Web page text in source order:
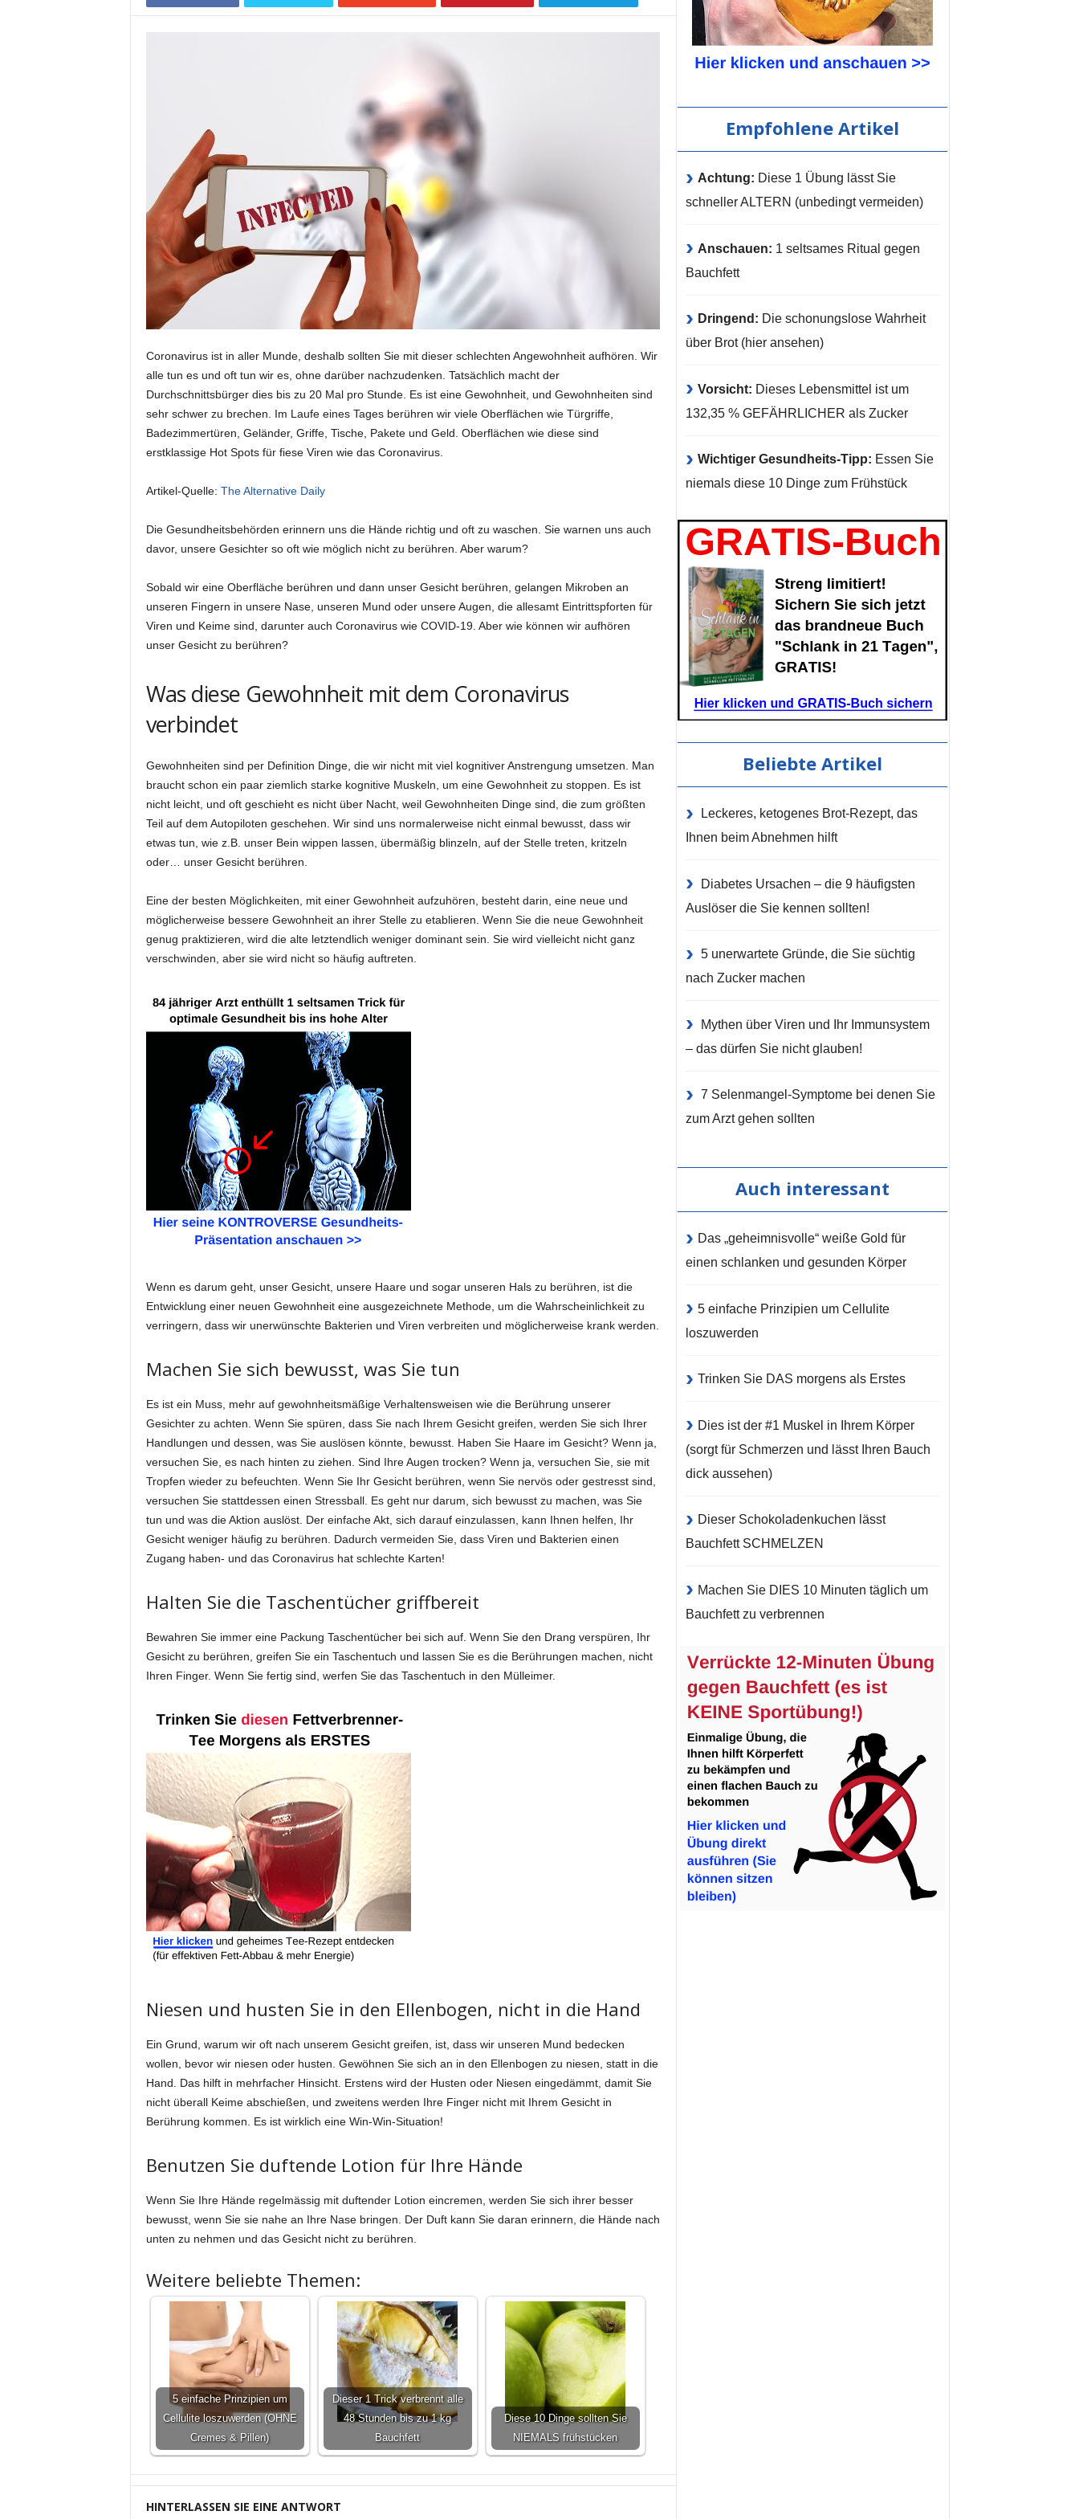
Coronavirus ist in aller Munde, deshalb sollten Sie mit dieser schlechten Angewohnheit aufhören. Wir
alle tun es und oft tun wir es, ohne darüber nachzudenken. Tatsächlich macht der
Durchschnittsbürger dies bis zu 20 Mal pro Stunde. Es ist eine Gewohnheit, und Gewohnheiten sind
sehr schwer zu brechen. Im Laufe eines Tages berühren wir viele Oberflächen wie Türgriffe,
Badezimmertüren, Geländer, Griffe, Tische, Pakete und Geld. Oberflächen wie diese sind
erstklassige Hot Spots für fiese Viren wie das Coronavirus.
Artikel-Quelle: The Alternative Daily
Die Gesundheitsbehörden erinnern uns die Hände richtig und oft zu waschen. Sie warnen uns auch
davor, unsere Gesichter so oft wie möglich nicht zu berühren. Aber warum?
Sobald wir eine Oberfläche berühren und dann unser Gesicht berühren, gelangen Mikroben an
unseren Fingern in unsere Nase, unseren Mund oder unsere Augen, die allesamt Eintrittspforten für
Viren und Keime sind, darunter auch Coronavirus wie COVID-19. Aber wie können wir aufhören
unser Gesicht zu berühren?
Was diese Gewohnheit mit dem Coronavirus
verbindet
Gewohnheiten sind per Definition Dinge, die wir nicht mit viel kognitiver Anstrengung umsetzen. Man
braucht schon ein paar ziemlich starke kognitive Muskeln, um eine Gewohnheit zu stoppen. Es ist
nicht leicht, und oft geschieht es nicht über Nacht, weil Gewohnheiten Dinge sind, die zum größten
Teil auf dem Autopiloten geschehen. Wir sind uns normalerweise nicht einmal bewusst, dass wir
etwas tun, wie z.B. unser Bein wippen lassen, übermäßig blinzeln, auf der Stelle treten, kritzeln
oder… unser Gesicht berühren.
Eine der besten Möglichkeiten, mit einer Gewohnheit aufzuhören, besteht darin, eine neue und
möglicherweise bessere Gewohnheit an ihrer Stelle zu etablieren. Wenn Sie die neue Gewohnheit
genug praktizieren, wird die alte letztendlich weniger dominant sein. Sie wird vielleicht nicht ganz
verschwinden, aber sie wird nicht so häufig auftreten.
Wenn es darum geht, unser Gesicht, unsere Haare und sogar unseren Hals zu berühren, ist die
Entwicklung einer neuen Gewohnheit eine ausgezeichnete Methode, um die Wahrscheinlichkeit zu
verringern, dass wir unerwünschte Bakterien und Viren verbreiten und möglicherweise krank werden.
Machen Sie sich bewusst, was Sie tun
Es ist ein Muss, mehr auf gewohnheitsmäßige Verhaltensweisen wie die Berührung unserer
Gesichter zu achten. Wenn Sie spüren, dass Sie nach Ihrem Gesicht greifen, werden Sie sich Ihrer
Handlungen und dessen, was Sie auslösen könnte, bewusst. Haben Sie Haare im Gesicht? Wenn ja,
versuchen Sie, es nach hinten zu ziehen. Sind Ihre Augen trocken? Wenn ja, versuchen Sie, sie mit
Tropfen wieder zu befeuchten. Wenn Sie Ihr Gesicht berühren, wenn Sie nervös oder gestresst sind,
versuchen Sie stattdessen einen Stressball. Es geht nur darum, sich bewusst zu machen, was Sie
tun und was die Aktion auslöst. Der einfache Akt, sich darauf einzulassen, kann Ihnen helfen, Ihr
Gesicht weniger häufig zu berühren. Dadurch vermeiden Sie, dass Viren und Bakterien einen
Zugang haben- und das Coronavirus hat schlechte Karten!
Halten Sie die Taschentücher griffbereit
Bewahren Sie immer eine Packung Taschentücher bei sich auf. Wenn Sie den Drang verspüren, Ihr
Gesicht zu berühren, greifen Sie ein Taschentuch und lassen Sie es die Berührungen machen, nicht
Ihren Finger. Wenn Sie fertig sind, werfen Sie das Taschentuch in den Mülleimer.
Niesen und husten Sie in den Ellenbogen, nicht in die Hand
Ein Grund, warum wir oft nach unserem Gesicht greifen, ist, dass wir unseren Mund bedecken
wollen, bevor wir niesen oder husten. Gewöhnen Sie sich an in den Ellenbogen zu niesen, statt in die
Hand. Das hilft in mehrfacher Hinsicht. Erstens wird der Husten oder Niesen eingedämmt, damit Sie
nicht überall Keime abschießen, und zweitens werden Ihre Finger nicht mit Ihrem Gesicht in
Berührung kommen. Es ist wirklich eine Win-Win-Situation!
Benutzen Sie duftende Lotion für Ihre Hände
Wenn Sie Ihre Hände regelmässig mit duftender Lotion eincremen, werden Sie sich ihrer besser
bewusst, wenn Sie sie nahe an Ihre Nase bringen. Der Duft kann Sie daran erinnern, die Hände nach
unten zu nehmen und das Gesicht nicht zu berühren.
Weitere beliebte Themen:
5 einfache Prinzipien um
Cellulite loszuwerden (OHNE
Cremes & Pillen)
Dieser 1 Trick verbrennt alle
48 Stunden bis zu 1 kg
Bauchfett
Diese 10 Dinge sollten Sie
NIEMALS frühstücken
HINTERLASSEN SIE EINE ANTWORT
Empfohlene Artikel
Achtung: Diese 1 Übung lässt Sie
schneller ALTERN (unbedingt vermeiden)
Anschauen: 1 seltsames Ritual gegen
Bauchfett
Dringend: Die schonungslose Wahrheit
über Brot (hier ansehen)
Vorsicht: Dieses Lebensmittel ist um
132,35 % GEFÄHRLICHER als Zucker
Wichtiger Gesundheits-Tipp: Essen Sie
niemals diese 10 Dinge zum Frühstück
Beliebte Artikel
Leckeres, ketogenes Brot-Rezept, das
Ihnen beim Abnehmen hilft
Diabetes Ursachen – die 9 häufigsten
Auslöser die Sie kennen sollten!
5 unerwartete Gründe, die Sie süchtig
nach Zucker machen
Mythen über Viren und Ihr Immunsystem
– das dürfen Sie nicht glauben!
7 Selenmangel-Symptome bei denen Sie
zum Arzt gehen sollten
Auch interessant
Das „geheimnisvolle“ weiße Gold für
einen schlanken und gesunden Körper
5 einfache Prinzipien um Cellulite
loszuwerden
Trinken Sie DAS morgens als Erstes
Dies ist der #1 Muskel in Ihrem Körper
(sorgt für Schmerzen und lässt Ihren Bauch
dick aussehen)
Dieser Schokoladenkuchen lässt
Bauchfett SCHMELZEN
Machen Sie DIES 10 Minuten täglich um
Bauchfett zu verbrennen